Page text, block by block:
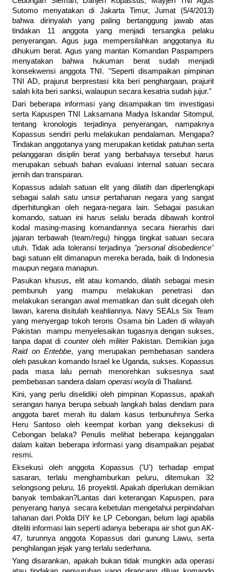
Sutomo menyatakan di Jakarta Timur, Jumat (5/4/2013)
bahwa dirinyalah yang paling bertanggung jawab atas
tindakan 11 anggota yang menjadi tersangka pelaku
penyerangan. Agus juga mempersilahkan anggotanya itu
dihukum berat. Agus yang mantan Komandan Paspampers
menyatakan bahwa hukuman berat sudah menjadi
konsekwensi anggota TNI. "Seperti disampaikan pimpinan
TNI AD, prajurut berprestasi kita beri penghargaan, prajurit
salah kita beri sanksi, walaupun secara kesatria sudah jujur."
Dari beberapa informasi yang disampaikan tim investigasi
serta Kapuspen TNI Laksamana Madya Iskandar Sitompul,
tentang kronologis terjadinya penyerangan, nampaknya
Kopassus sendiri perlu melakukan pendalaman. Mengapa?
Tindakan anggotanya yang merupakan ketidak patuhan serta
pelanggaran disiplin berat yang berbahaya tersebut harus
merupakan sebuah bahan evaluasi internal satuan secara
jernih dan transparan.
Kopassus adalah satuan elit yang dilatih dan diperlengkapi
sebagai salah satu unsur pertahanan negara yang sangat
diperhitungkan oleh negara-negara lain. Sebagai pasukan
komando, satuan ini harus selalu berada dibawah kontrol
kodal masing-masing komandannya secara hierarhis dari
jajaran terbawah (team/regu) hingga tingkat satuan secara
utuh. Tidak ada toleransi terjadinya "personal disobedience"
bagi satuan elit dimanapun mereka berada, baik di Indonesia
maupun negara manapun.
Pasukan khusus, elit atau komando, dilatih sebagai mesin
pembunuh yang mampu melakukan penetrasi dan
melakukan serangan awal mematikan dan sulit dicegah oleh
lawan, karena disitulah keahliannya. Navy SEALs Six Team
yang menyergap tokoh teroris Osama bin Laden di wilayah
Pakistan mampu menyelesaikan tugasnya dengan sukses,
tanpa dapat di counter oleh militer Pakistan. Demikian juga
Raid on Entebbe, yang merupakan pembebasan sandera
oleh pasukan komando Israel ke Uganda, sukses. Kopassus
pada masa lalu pernah menorehkan suksesnya saat
pembebasan sandera dalam operasi woyla di Thailand.
Kini, yang perlu diselidiki oleh pimpinan Kopassus, apakah
serangan hanya berupa sebuah langkah balas dendam para
anggota baret merah itu dalam kasus terbunuhnya Serka
Heru Santoso oleh keempat korban yang dieksekusi di
Cebongan belaka? Penulis melihat beberapa kejanggalan
dalam kaitan beberapa informasi yang disampaikan pejabat
resmi.
Eksekusi oleh anggota Kopassus ('U') terhadap empat
sasaran, terlalu menghamburkan peluru, ditemukan 32
selongsong peluru, 16 proyektil. Apakah diperlukan demikian
banyak tembakan?Lantas dari keterangan Kapuspen, para
penyerang hanya secara kebetulan mengetahui perpindahan
tahanan dari Polda DIY ke LP Cebongan, belum lagi apabila
diteliti informasi lain seperti adanya beberapa air shot gun AK-
47, turunnya anggota Kopassus dari gunung Lawu, serta
penghilangan jejak yang terlalu sederhana.
Yang disarankan, apakah bukan tidak mungkin ada operasi